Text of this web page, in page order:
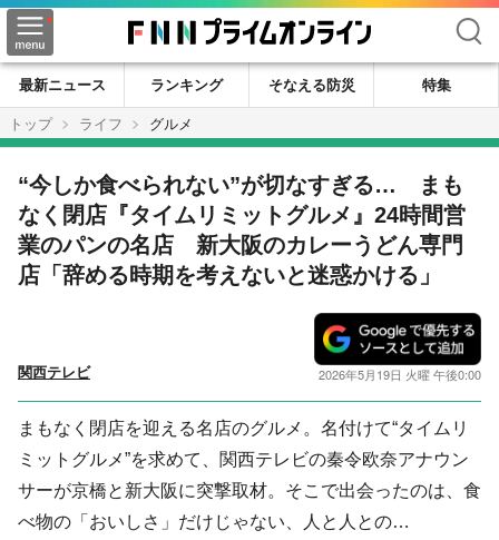
検索
最新ニュース ランキング そなえる防災
特集
トップ
ライフ グルメ
“今しか食べられない”が切なすぎる… まも
なく閉店『タイムリミットグルメ』24時間営
業のパンの名店 新大阪のカレーうどん専門
店「辞める時期を考えないと迷惑かける」
関西テレビ 2026年5月19日 火曜 午後0:00
まもなく閉店を迎える名店のグルメ。名付けて“タイムリ
ミットグルメ”を求めて、関西テレビの秦令欧奈アナウン
サーが京橋と新大阪に突撃取材。そこで出会ったのは、食
べ物の「おいしさ」だけじゃない、人と人との…